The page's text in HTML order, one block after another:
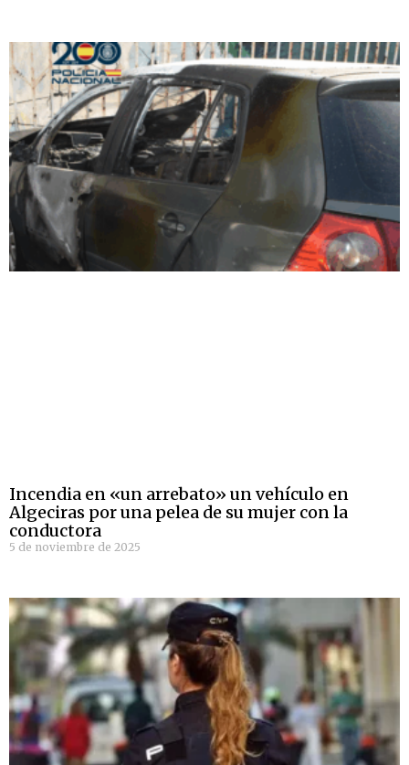
Incendia en «un arrebato» un vehículo en
Algeciras por una pelea de su mujer con la
conductora
5 de noviembre de 2025